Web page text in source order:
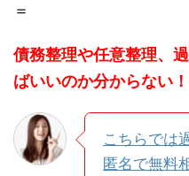
＝
債務整理や任意整理、
ばいいのか分からない
こちらでは
匿名で無料